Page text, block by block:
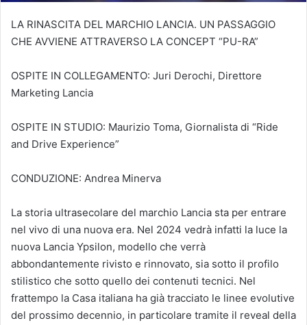
LA RINASCITA DEL MARCHIO LANCIA. UN PASSAGGIO
CHE AVVIENE ATTRAVERSO LA CONCEPT “PU-RA”
OSPITE IN COLLEGAMENTO: Juri Derochi, Direttore
Marketing Lancia
OSPITE IN STUDIO: Maurizio Toma, Giornalista di “Ride
and Drive Experience”
CONDUZIONE: Andrea Minerva
La storia ultrasecolare del marchio Lancia sta per entrare
nel vivo di una nuova era. Nel 2024 vedrà infatti la luce la
nuova Lancia Ypsilon, modello che verrà
abbondantemente rivisto e rinnovato, sia sotto il profilo
stilistico che sotto quello dei contenuti tecnici. Nel
frattempo la Casa italiana ha già tracciato le linee evolutive
del prossimo decennio, in particolare tramite il reveal della